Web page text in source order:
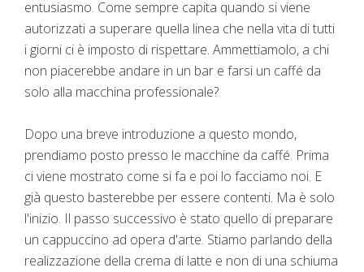
entusiasmo. Come sempre capita quando si viene
autorizzati a superare quella linea che nella vita di tutti
i giorni ci è imposto di rispettare. Ammettiamolo, a chi
non piacerebbe andare in un bar e farsi un caffé da
solo alla macchina professionale?
Dopo una breve introduzione a questo mondo,
prendiamo posto presso le macchine da caffé. Prima
ci viene mostrato come si fa e poi lo facciamo noi. E
già questo basterebbe per essere contenti. Ma è solo
l'inizio. Il passo successivo è stato quello di preparare
un cappuccino ad opera d'arte. Stiamo parlando della
realizzazione della crema di latte e non di una schiuma